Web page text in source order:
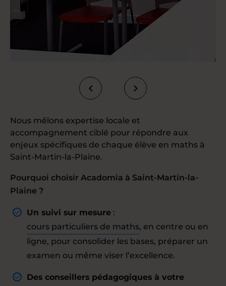
Nous mêlons expertise locale et
accompagnement ciblé pour répondre aux
enjeux spécifiques de chaque élève en maths à
Saint-Martin-la-Plaine.
Pourquoi choisir Acadomia à Saint-Martin-la-
Plaine ?
Un suivi sur mesure :
cours particuliers de maths, en centre ou en
ligne, pour consolider les bases, préparer un
examen ou même viser l’excellence.
Des conseillers pédagogiques à votre